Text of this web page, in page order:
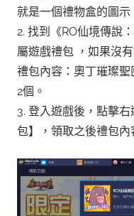
就是一個禮物盒的圖示
2. 找到《RO仙境傳說
屬遊戲禮包 ，如果沒
禮包內容：奧丁璀璨
2個。
3. 登入遊戲後，點擊
包】，領取之後禮包內